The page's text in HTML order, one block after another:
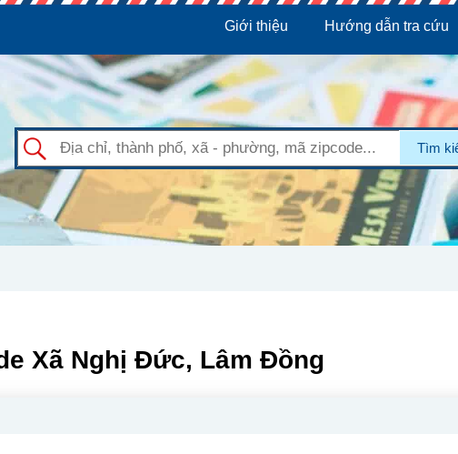
Giới thiệu Hướng dẫn tra cứu
Tìm
Xã Nghị Đức, Lâm Đồng